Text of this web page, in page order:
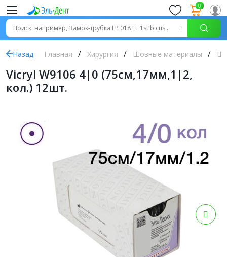
0
Назад Главная Хирургия Шовные материалы
Vicryl W9106 4|0 (75см,17мм,1|2,
кол.) 12шт.